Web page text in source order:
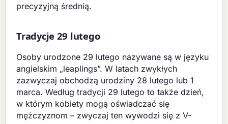
precyzyjną średnią.
Tradycje 29 lutego
Osoby urodzone 29 lutego nazywane są w języku
angielskim „leaplings”. W latach zwykłych
zazwyczaj obchodzą urodziny 28 lutego lub 1
marca. Według tradycji 29 lutego to także dzień,
w którym kobiety mogą oświadczać się
mężczyznom – zwyczaj ten wywodzi się z V-